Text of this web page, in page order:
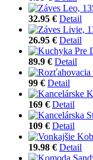
32.95 € Detail
26.95 € Detail
89.9 € Detail
99 € Detail
169 € Detail
109 € Detail
19.98 € Detail